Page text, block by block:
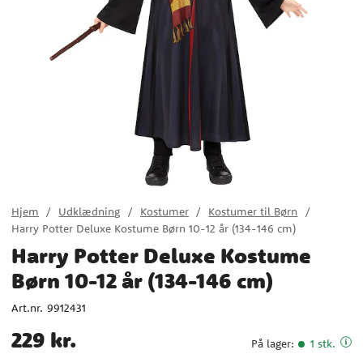
Hjem Udklædning Kostumer
Kostumer til Børn
Harry Potter Deluxe Kostume Børn 10-12 år (134-146 cm)
Harry Potter Deluxe Kostume
Børn 10-12 år (134-146 cm)
Art.nr. 9912431
Pris:229 kr.
229 kr. På lager: 1 stk.